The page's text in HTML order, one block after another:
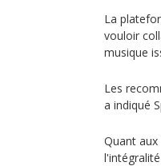
La
vouloir
musique
Les
a indiqué
Quant